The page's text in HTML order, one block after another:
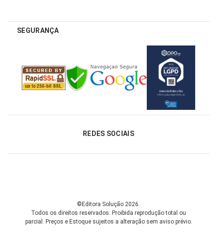
SEGURANÇA
REDES SOCIAIS
©Editora Solução 2026.
Todos os direitos reservados. Proibida reprodução total ou
parcial. Preços e Estoque sujeitos a alteração sem aviso prévio.